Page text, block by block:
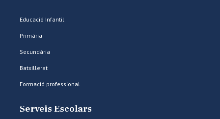
Educació Infantil
Primària
Secundària
Batxillerat
Formació professional
Serveis Escolars